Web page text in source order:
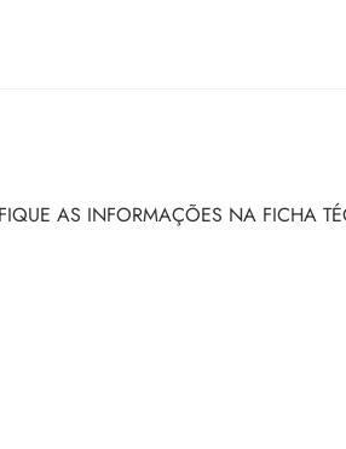
AS INFORMAÇÕES NA FICHA